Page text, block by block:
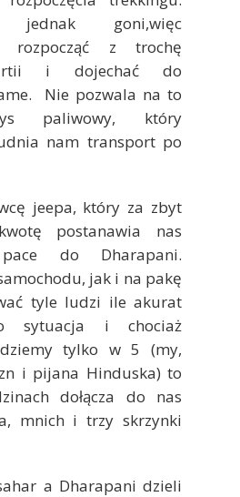
goni,więc
rozpocząć z trochę
i dojechać do
Nie pozwala na to
paliwowy, który
nam transport po
jeepa, który za zbyt
postanawia nas
do Dharapani.
jak i na pakę
tyle ludzi ile akurat
sytuacja i chociaż
tylko w 5 (my,
i pijana Hinduska) to
dołącza do nas
mnich i trzy skrzynki
a Dharapani dzieli